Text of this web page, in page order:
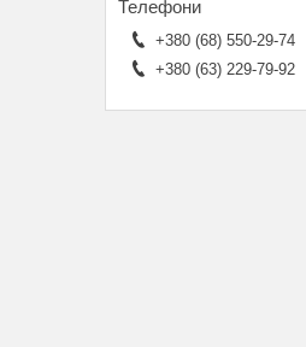
+380 (68) 550-29-74
+380 (63) 229-79-92